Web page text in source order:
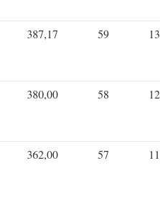
387,17 59 13
380,00 58 12
362,00 57 11